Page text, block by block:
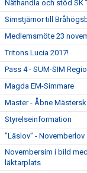
Näthandla och stöd SK
Simstjärnor till
Medlemsmöte 23
Tritons Lucia 2017!
Pass 4 - SUM-SIM
Magda EM-Simmare
Master - Åbne
Styrelseinformation
”Läslov” - Novemberlov
Novembersim i bild
läktarplats